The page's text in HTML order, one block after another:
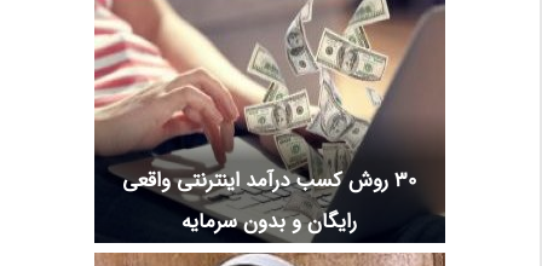
30 روش کسب درآمد اینترنتی واقعی
رایگان و بدون سرمایه